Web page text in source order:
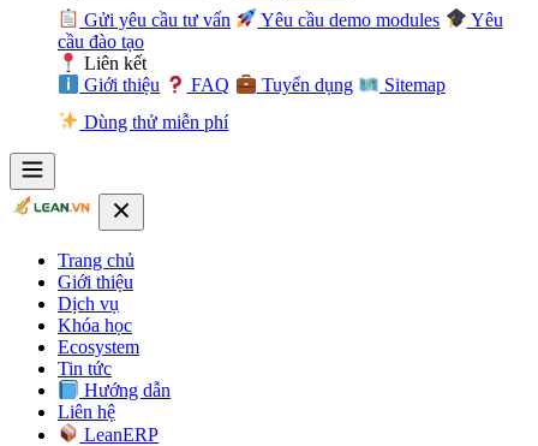
Gửi yêu cầu tư vấn
Yêu cầu demo modules
Yêu
cầu đào tạo
Liên kết
Giới thiệu
FAQ Tuyển dụng
Sitemap
Dùng thử miễn phí
Trang chủ
Giới thiệu
Dịch vụ
Khóa học
Ecosystem
Tin tức
Hướng dẫn
Liên hệ
LeanERP